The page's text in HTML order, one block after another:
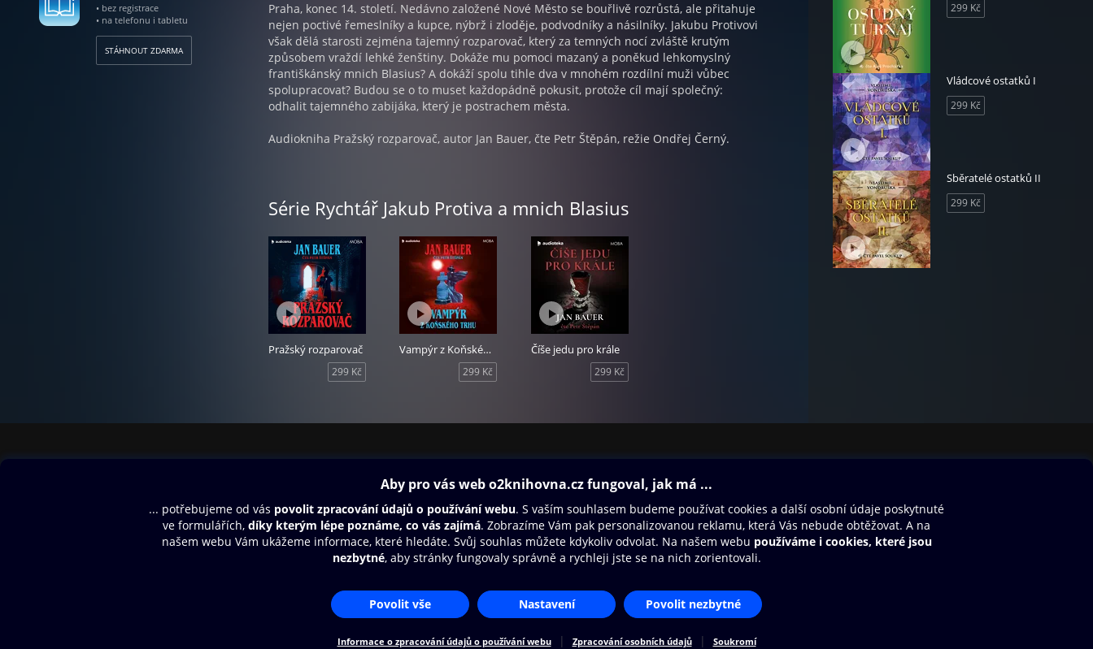
• bez registrace
• na telefonu i tabletu
STÁHNOUT ZDARMA
Praha, konec 14. století. Nedávno založené Nové Město se bouřlivě rozrůstá, ale přitahuje
nejen poctivé řemeslníky a kupce, nýbrž i zloděje, podvodníky a násilníky. Jakubu Protivovi
však dělá starosti zejména tajemný rozparovač, který za temných nocí zvláště krutým
způsobem vraždí lehké ženštiny. Dokáže mu pomoci mazaný a poněkud lehkomyslný
františkánský mnich Blasius? A dokáží spolu tihle dva v mnohém rozdílní muži vůbec
spolupracovat? Budou se o to muset každopádně pokusit, protože cíl mají společný:
odhalit tajemného zabijáka, který je postrachem města.
Audiokniha Pražský rozparovač, autor Jan Bauer, čte Petr Štěpán, režie Ondřej Černý.
Série Rychtář Jakub Protiva a mnich Blasius
Pražský rozparovač
299 Kč
Vampýr z Koňského trhu
299 Kč
Číše jedu pro krále
299 Kč
299 Kč
Vládcové ostatků I
299 Kč
Sběratelé ostatků II
299 Kč
Aplikace a hry
SMS/MMS Info
Blog
Dárkový poukaz
Nápověda
Napište nám
Oneplay Originály
Sport
Nákupní řád Přístupnost Zásady zpracování osobních údajů Cookies Nastavení cookies